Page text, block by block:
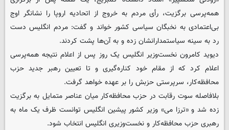
همه‌پرسی برگزیت، رأی مردم به خروج از اتحادیه اروپا را نشانگر اوج
بی‌اعتمادی به نخبگان سیاسی کشور خواند و گفت: مردم انگلیس دست
رد به سینه سیاستمدارانشان زده و به آن‌ها پشت کردند.
دیوید کامرون نخست‌وزیر انگلیس یک روز پس از اعلام نتیجه همه‌پرسی
اعلام کرد که از مقام خود کناره‌گیری و تا تعیین رهبر جدید حزب
محافظه‌کار، سرپرستی حزبش را بر عهده خواهد گرفت.
بلافاصله سوت رقابت در حزب محافظه‌کار میان عناصر متمایل به برگزیت
زده شد و «ترزا می» وزیر کشور پیشین انگلیس توانست ظرف یک ماه به
رهبری حزب محافظه‌کار و نخست‌وزیری انگلیس انتخاب شود.